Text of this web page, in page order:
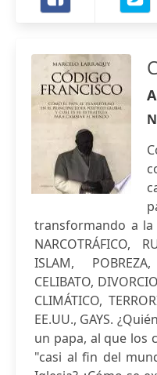
transformando a la
NARCOTRÁFICO,
ISLAM,
CELIBATO,
CLIMÁTICO,
EE.UU., GAYS.
un papa, al que los
"casi al fin del